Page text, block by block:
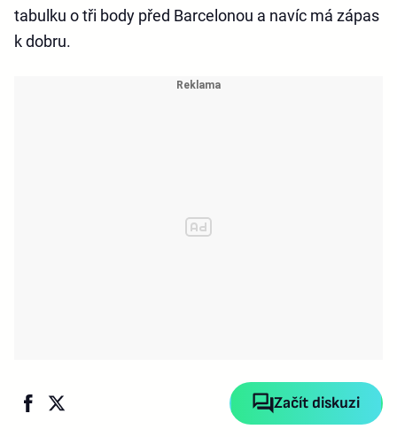
tabulku o tři body před Barcelonou a navíc má zápas
k dobru.
Začít diskuzi